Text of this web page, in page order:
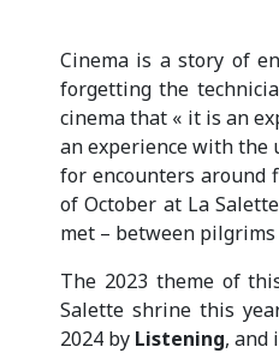
Cinema is a story of
forgetting the
cinema that « it is an
an experience with the
for encounters around
of October at La
met – between pilgrims
The 2023 theme of
Salette shrine this
2024 by Listening, and